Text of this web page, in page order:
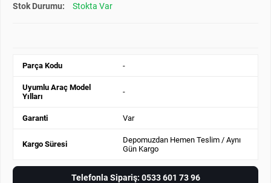
Stok Durumu: Stokta Var
Parça Kodu -
Uyumlu Araç Model
Yılları
-
Garanti Var
Kargo Süresi
Depomuzdan Hemen Teslim / Aynı
Gün Kargo
Telefonla Sipariş: 0533 601 73 96